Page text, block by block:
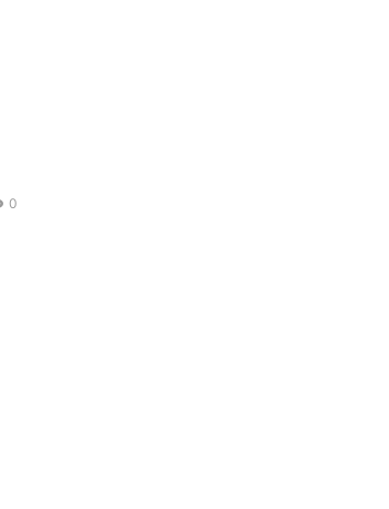
0